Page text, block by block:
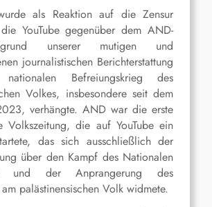
als Reaktion auf die Zensur
YouTube gegenüber dem AND-
unserer mutigen und
journalistischen Berichterstattung
Befreiungskrieg des
Volkes, insbesondere seit dem
verhängte. AND war die erste
Volkszeitung, die auf YouTube ein
das sich ausschließlich der
über den Kampf des Nationalen
und der Anprangerung des
palästinensischen Volk widmete.